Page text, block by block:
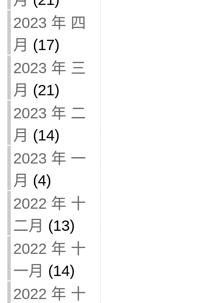
2023 年 四
月 (17)
2023 年 三
月 (21)
2023 年 二
月 (14)
2023 年 一
月 (4)
2022 年 十
二月 (13)
2022 年 十
一月 (14)
2022 年 十